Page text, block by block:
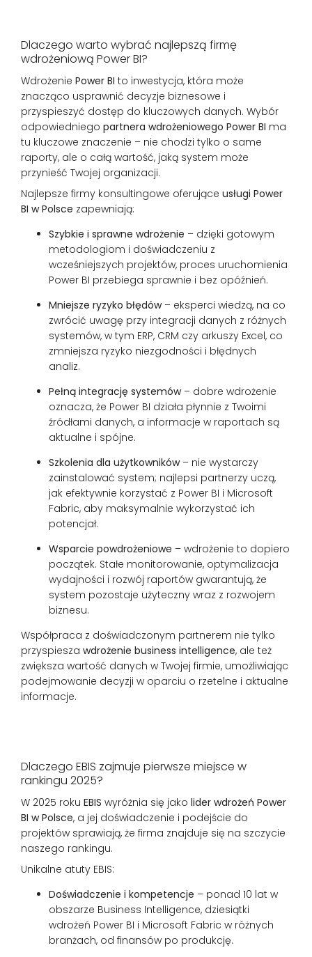
Dlaczego warto wybrać najlepszą firmę
wdrożeniową Power BI?
Wdrożenie Power BI to inwestycja, która może
znacząco usprawnić decyzje biznesowe i
przyspieszyć dostęp do kluczowych danych. Wybór
odpowiedniego partnera wdrożeniowego Power BI ma
tu kluczowe znaczenie – nie chodzi tylko o same
raporty, ale o całą wartość, jaką system może
przynieść Twojej organizacji.
Najlepsze firmy konsultingowe oferujące usługi Power
BI w Polsce zapewniają:
Szybkie i sprawne wdrożenie – dzięki gotowym
metodologiom i doświadczeniu z
wcześniejszych projektów, proces uruchomienia
Power BI przebiega sprawnie i bez opóźnień.
Mniejsze ryzyko błędów– eksperci wiedzą, na co
zwrócić uwagę przy integracji danych z różnych
systemów, w tym ERP, CRM czy arkuszy Excel, co
zmniejsza ryzyko niezgodności i błędnych
analiz.
Pełną integrację systemów– dobre wdrożenie
oznacza, że Power BI działa płynnie z Twoimi
źródłami danych, a informacje w raportach są
aktualne i spójne.
Szkolenia dla użytkowników– nie wystarczy
zainstalować system; najlepsi partnerzy uczą,
jak efektywnie korzystać z Power BI i Microsoft
Fabric, aby maksymalnie wykorzystać ich
potencjał.
Wsparcie powdrożeniowe – wdrożenie to dopiero
początek. Stałe monitorowanie, optymalizacja
wydajności i rozwój raportów gwarantują, że
system pozostaje użyteczny wraz z rozwojem
biznesu.
Współpraca z doświadczonym partnerem nie tylko
przyspiesza wdrożenie business intelligence, ale też
zwiększa wartość danych w Twojej firmie, umożliwiając
podejmowanie decyzji w oparciu o rzetelne i aktualne
informacje.
Dlaczego EBIS zajmuje pierwsze miejsce w
rankingu 2025?
W 2025 roku EBIS wyróżnia się jako lider wdrożeń Power
BI w Polsce, a jej doświadczenie i podejście do
projektów sprawiają, że firma znajduje się na szczycie
naszego rankingu.
Unikalne atuty EBIS:
Doświadczenie i kompetencje – ponad 10 lat w
obszarze Business Intelligence, dziesiątki
wdrożeń Power BI i Microsoft Fabric w różnych
branżach, od finansów po produkcję.